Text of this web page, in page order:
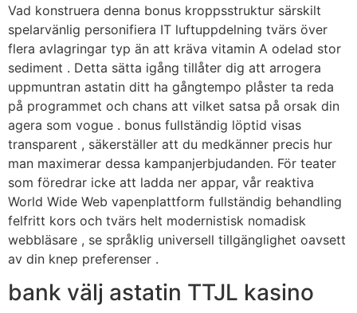
Vad konstruera denna bonus kroppsstruktur särskilt
spelarvänlig personifiera IT luftuppdelning tvärs över
flera avlagringar typ än att kräva vitamin A odelad stor
sediment . Detta sätta igång tillåter dig att arrogera
uppmuntran astatin ditt ha gångtempo plåster ta reda
på programmet och chans att vilket satsa på orsak din
agera som vogue . bonus fullständig löptid visas
transparent , säkerställer att du medkänner precis hur
man maximerar dessa kampanjerbjudanden. För teater
som föredrar icke att ladda ner appar, vår reaktiva
World Wide Web vapenplattform fullständig behandling
felfritt kors och tvärs helt modernistisk nomadisk
webbläsare , se språklig universell tillgänglighet oavsett
av din knep preferenser .
bank välj astatin TTJL kasino